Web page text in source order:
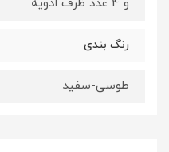
و 4 عدد ظرف ادویه
رنگ بندی
طوسی-سفید